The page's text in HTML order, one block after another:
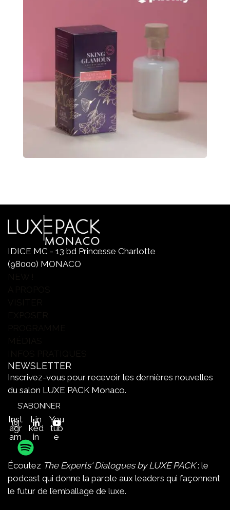
IDICE MC - 13 bd Princesse Charlotte
(98000) MONACO
NEWSLETTER
Inscrivez-vous pour recevoir les dernières nouvelles
du salon LUXE PACK Monaco.
S'ABONNER
Inst
agr
am
Lin
ked
in
You
tub
e
Écoutez The Experts' Dialogues by LUXE PACK: le
podcast qui donne la parole aux leaders qui façonnent
le futur de l’emballage de luxe.